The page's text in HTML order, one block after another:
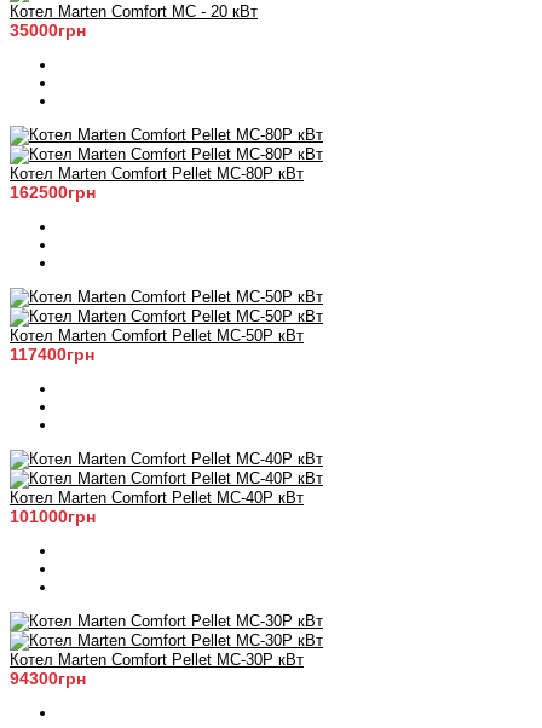
Котел Marten Comfort MC - 20 кВт
35000грн
Котел Marten Comfort Pellet MC-80P кВт
162500грн
Котел Marten Comfort Pellet MC-50P кВт
117400грн
Котел Marten Comfort Pellet MC-40P кВт
101000грн
Котел Marten Comfort Pellet MC-30P кВт
94300грн